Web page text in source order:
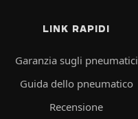
LINK RAPIDI
Garanzia sugli pneumatici
Guida dello pneumatico
Recensione